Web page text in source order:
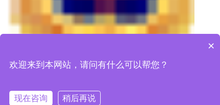
网安备34170202000776号
×
欢迎来到本网站，请问有什么可以帮您？
现在咨询 稍后再说